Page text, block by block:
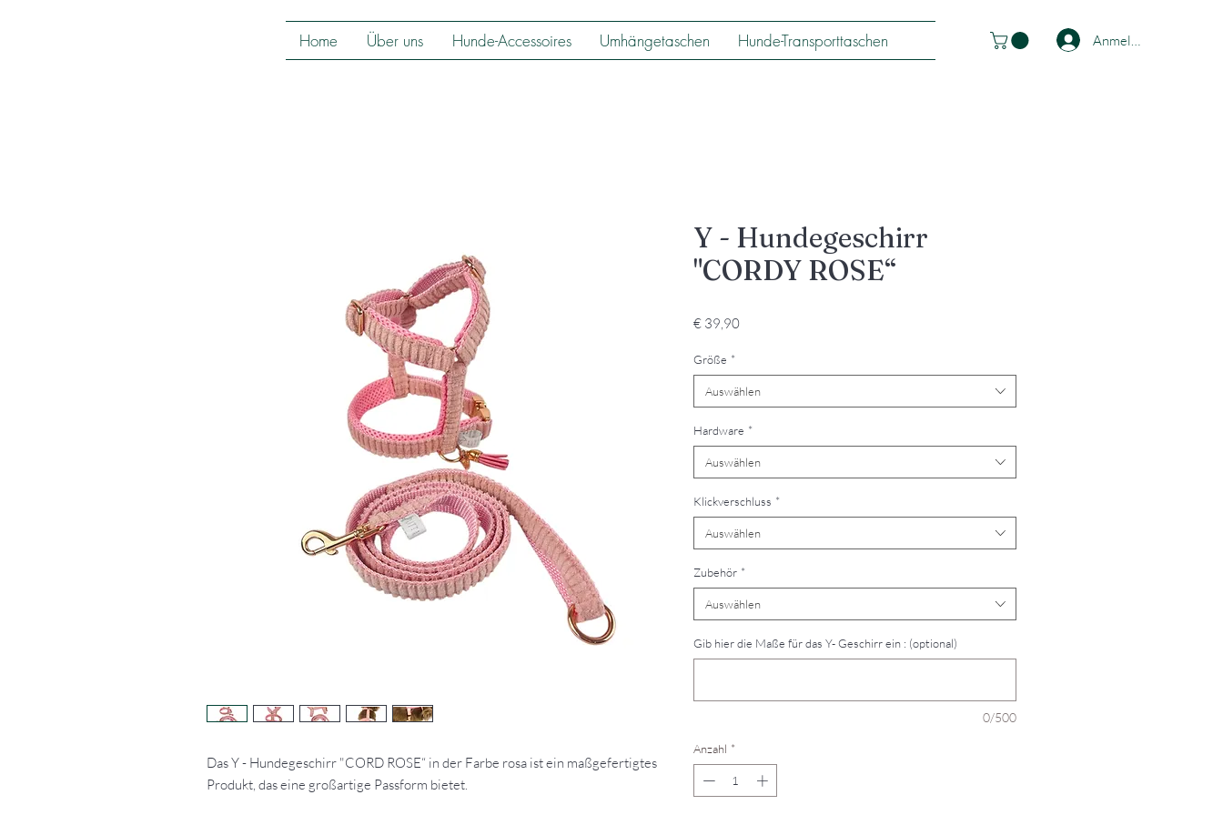
Home Über uns Hunde-Accessoires Umhängetaschen Hunde-Transporttaschen Anmelden
Das Y - Hundegeschirr "CORD ROSE“ in der Farbe rosa ist ein maßgefertigtes
Produkt, das eine großartige Passform bietet.
Y - Hundegeschirr
"CORDY ROSE“
€ 39,90Preis
Größe *
Auswählen
Hardware *
Auswählen
Klickverschluss *
Auswählen
Zubehör *
Auswählen
Gib hier die Maße für das Y- Geschirr ein : (optional)
0/500
Anzahl *